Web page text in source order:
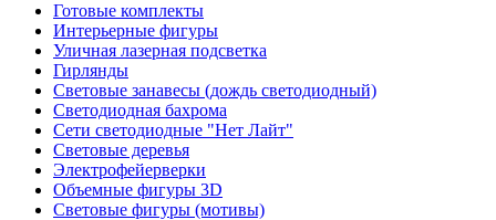
Готовые комплекты
Интерьерные фигуры
Уличная лазерная подсветка
Гирлянды
Световые занавесы (дождь светодиодный)
Светодиодная бахрома
Сети светодиодные "Нет Лайт"
Световые деревья
Электрофейерверки
Объемные фигуры 3D
Световые фигуры (мотивы)